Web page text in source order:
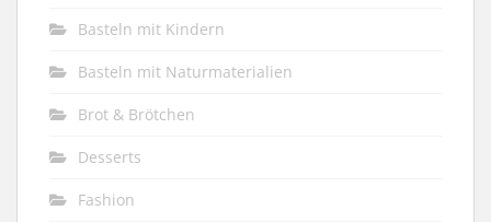
Basteln mit Kindern
Basteln mit Naturmaterialien
Brot & Brötchen
Desserts
Fashion